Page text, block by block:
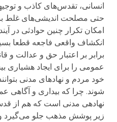
انسانی، تقدس‌های کاذب و
حتی مصلحت اندیشی‌های غلط
امکان تکرار چنین حوادثی در
انکشاف واقعی فاجعه قطعا
برابر بر اعتبار حق و عدالت و
عمومی را برای ایجاد هشیاری
خود مردم و نهادهای مدنی
شوند. چرا که بیداری و آگاهی
نهادهی مدنی است که هم از
زیر پوشش مذهب جلو می‌گیرد و